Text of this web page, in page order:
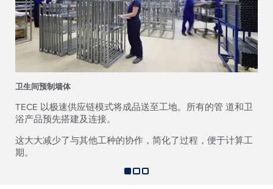
卫生间预制墙体
TECE 以极速供应链模式将成品送至工地。所有的管 道和卫
浴产品预先搭建及连接。
这大大减少了与其他工种的协作，简化了过程，便于计算工
期。